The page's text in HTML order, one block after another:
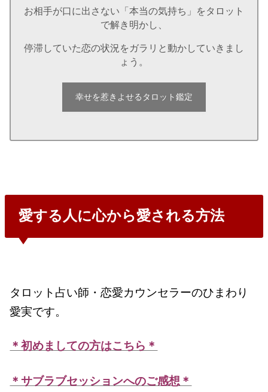
お相手が口に出さない「本当の気持ち」をタロット
で解き明かし、
停滞していた恋の状況をガラリと動かしていきまし
ょう。
幸せを惹きよせるタロット鑑定
愛する人に心から愛される方法
タロット占い師・恋愛カウンセラーのひまわり
愛実です。
＊初めましての方はこちら＊
＊サブラブセッションへのご感想＊